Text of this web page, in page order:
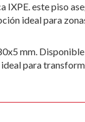
IXPE. este piso
ideal para
mm.
para